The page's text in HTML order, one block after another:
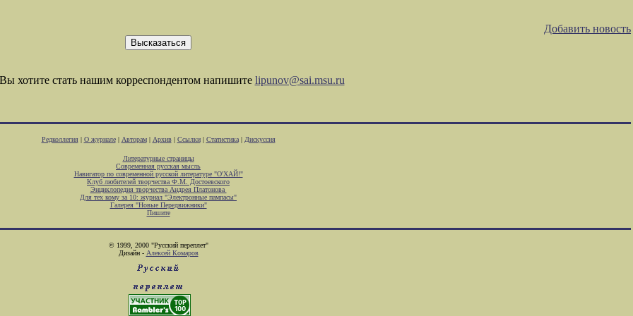
Добавить новость
хотите стать нашим корреспондентом напишите lipunov@sai.msu.ru
Редколлегия| О журнале| Авторам| Архив| Ссылки| Статистика| Дискуссия
Литературные страницы
Современная русская мысль
Навигатор по современной русской литературе "О'ХАЙ!"
Клуб любителей творчества Ф.М. Достоевского
Энциклопедия творчества Андрея Платонова
Для тех кому за 10: журнал "Электронные пампасы"
Галерея "Новые Передвижники"
Пишите
© 1999, 2000 "Русский переплет"
Дизайн - Алексей Комаров